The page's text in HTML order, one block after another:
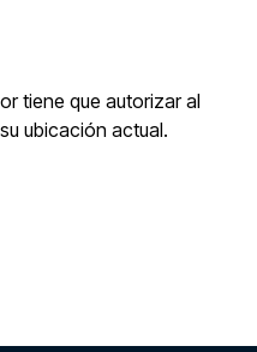
tiene que autorizar al
ubicación actual.